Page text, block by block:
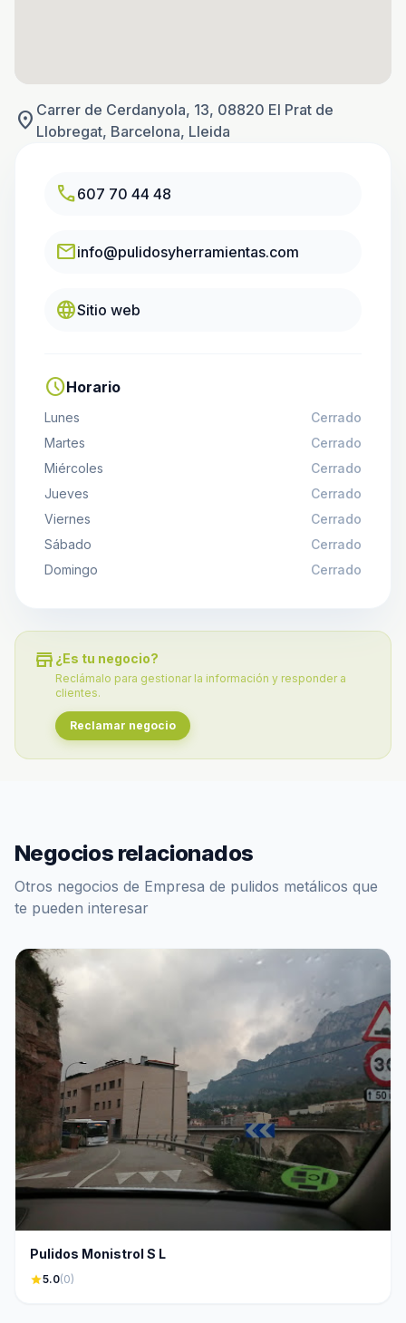
location_on Carrer de Cerdanyola, 13, 08820 El Prat de
Llobregat, Barcelona, Lleida
call607 70 44 48
emailinfo@pulidosyherramientas.com
languageSitio web
scheduleHorario
Lunes
Cerrado
Martes
Cerrado
Miércoles
Cerrado
Jueves
Cerrado
Viernes
Cerrado
Sábado
Cerrado
Domingo
Cerrado
store ¿Es tu negocio?
Reclámalo para gestionar la información y responder a
clientes.
Reclamar negocio
Negocios relacionados
Otros negocios de Empresa de pulidos metálicos que
te pueden interesar
Pulidos Monistrol S L
star5.0(0)